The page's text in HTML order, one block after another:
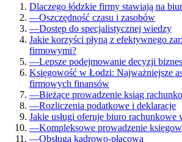
Dlaczego łódzkie firmy stawiają na
—Oszczędność czasu i zasobów
—Dostęp do specjalistycznej wiedzy
Jakie korzyści płyną z efektywnego
firmowymi?
—Lepsze podejmowanie decyzji
Księgowość w Łodzi: Najważniejsze
firmowych finansów
—Bieżące prowadzenie ksiąg
—Rozliczenia podatkowe i deklaracje
Jakie usługi oferuje biuro rachunkowe
—Kompleksowe prowadzenie
—Obsługa kadrowo-płacowa